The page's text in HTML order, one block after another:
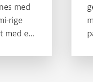
med
rige
med et